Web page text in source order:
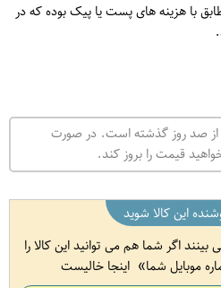
با هزینه های پست یا پیک بوده که در
از صد روز گذشته است. در صورت
قیمت را بروز کند.
این کالا شوید
بینند اگر شما هم می توانید این کالا را
موبایل شما اینجا خالیست